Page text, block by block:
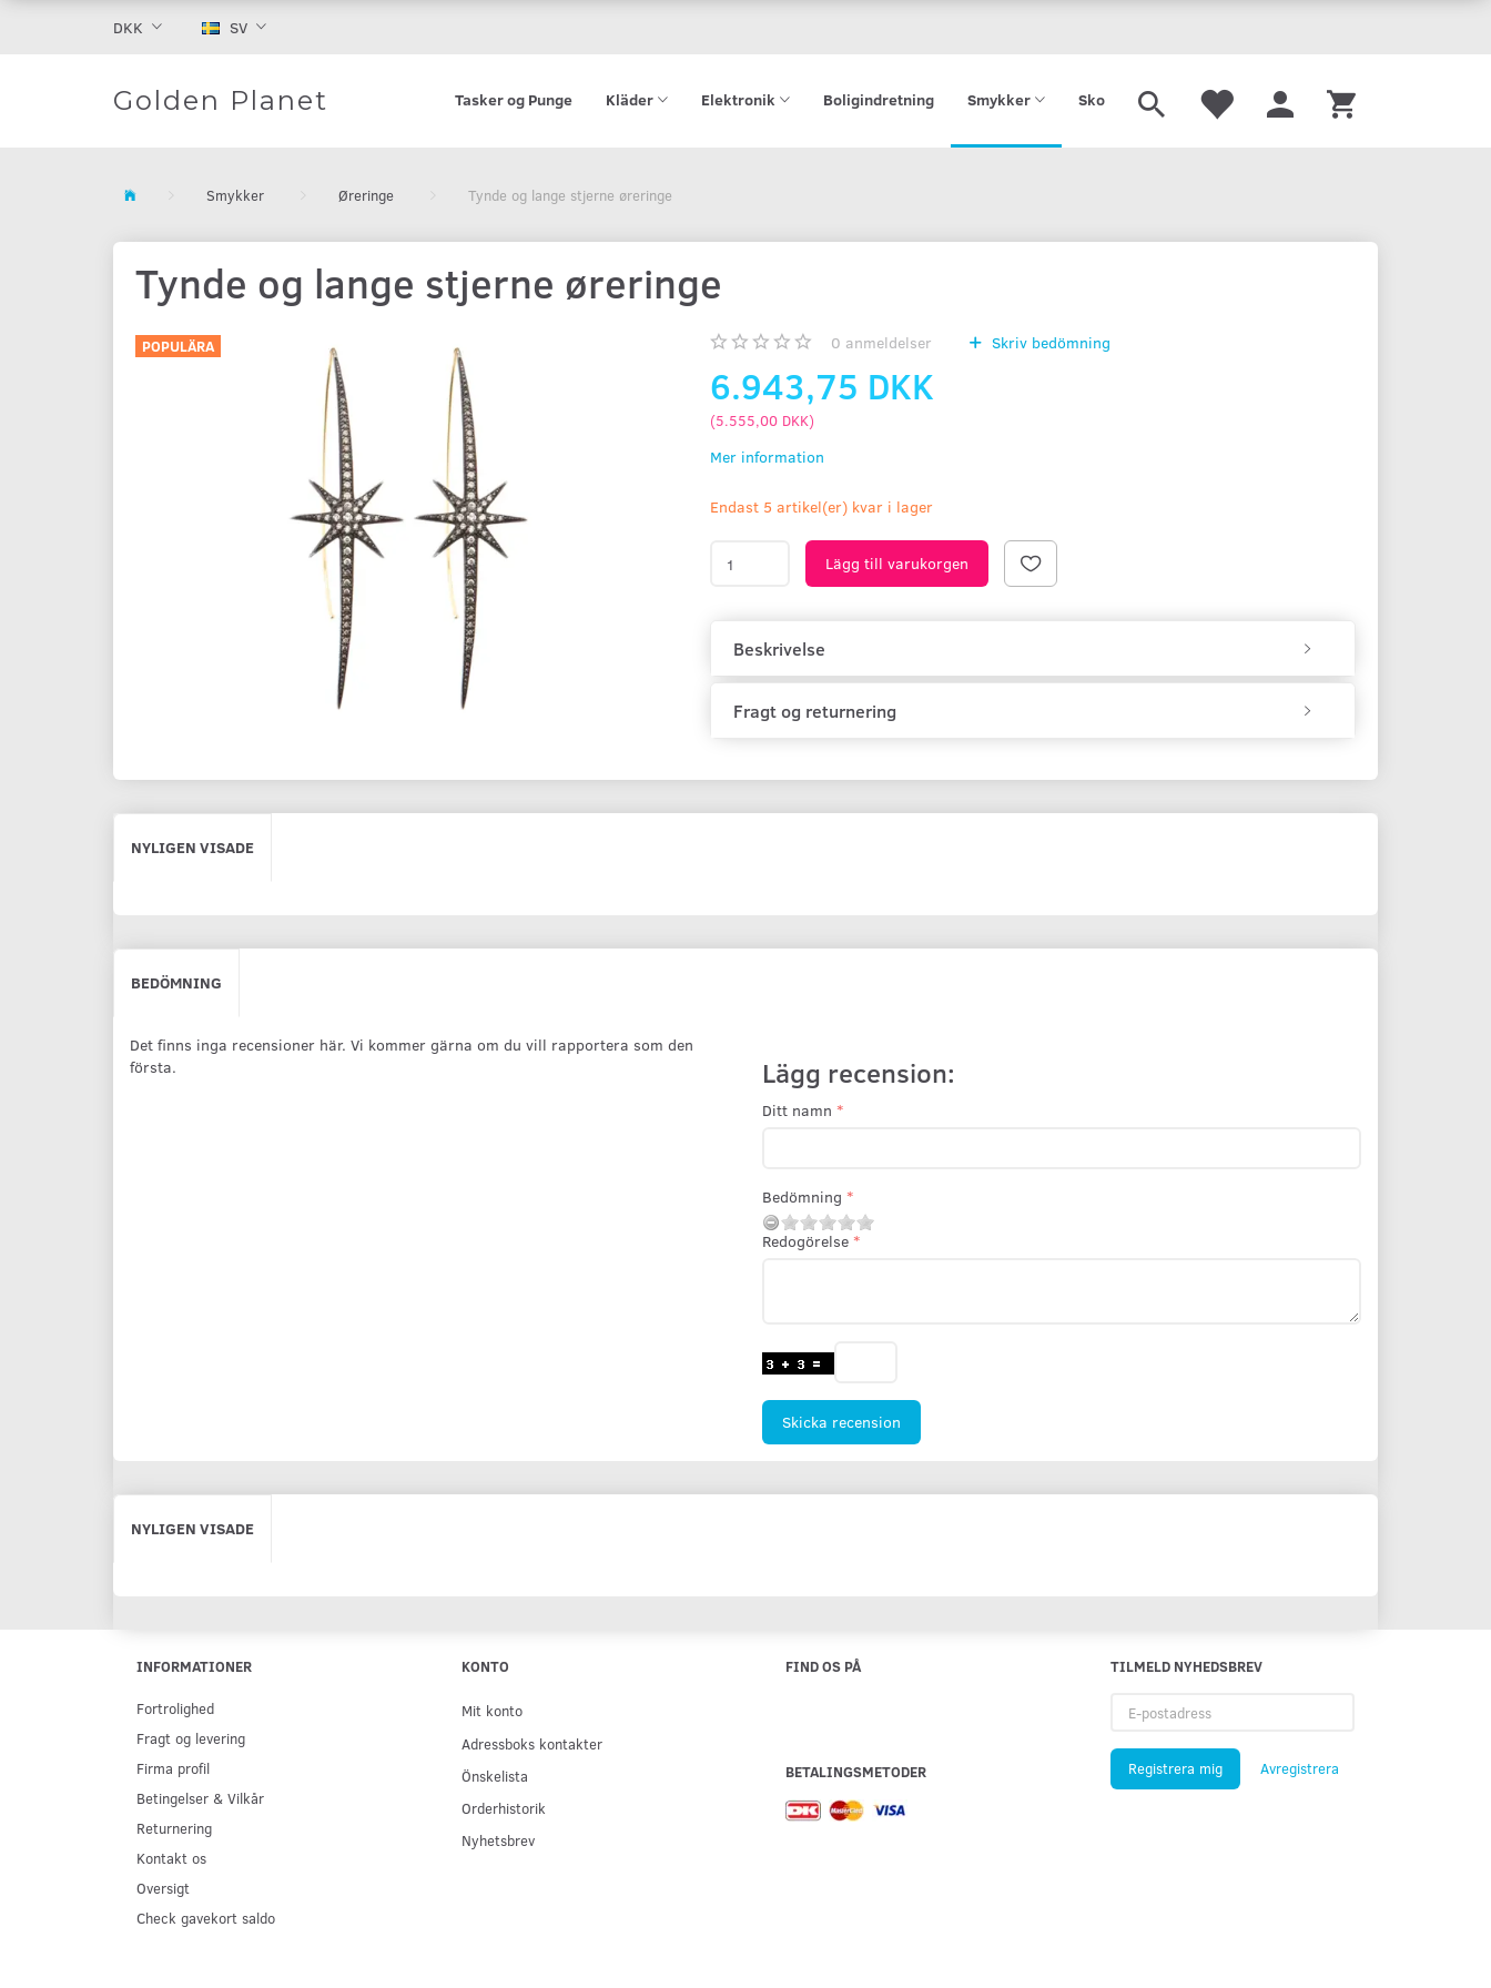
DKK SV
Golden Planet Tasker og Punge Kläder Elektronik Boligindretning Smykker Sko Tilbud
Gavekort
Smykker Øreringe Tynde og lange stjerne øreringe
Tynde og lange stjerne øreringe
POPULÄRA 0 anmeldelser Skriv bedömning
6.943,75 DKK
(5.555,00 DKK)
Mer information
Endast 5 artikel(er) kvar i lager
Lägg till varukorgen
Beskrivelse
Fragt og returnering
NYLIGEN VISADE
BEDÖMNING
Det finns inga recensioner här. Vi kommer gärna om du vill rapportera som den
första.
Lägg recension:
Ditt namn
Bedömning
Redogörelse
Skicka recension
NYLIGEN VISADE
INFORMATIONER
Fortrolighed
Fragt og levering
Firma profil
Betingelser & Vilkår
Returnering
Kontakt os
Oversigt
Check gavekort saldo
KONTO
Mit konto
Adressboks kontakter
Önskelista
Orderhistorik
Nyhetsbrev
FIND OS PÅ
BETALINGSMETODER
TILMELD NYHEDSBREV
postadress
Registrera mig Avregistrera